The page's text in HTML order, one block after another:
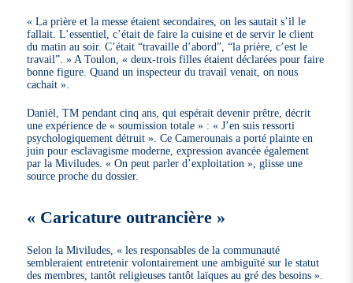
« La prière et la messe étaient secondaires, on les sautait s’il le
fallait. L’essentiel, c’était de faire la cuisine et de servir le client
du matin au soir. C’était “travaille d’abord”, “la prière, c’est le
travail”. » A Toulon, « deux-trois filles étaient déclarées pour faire
bonne figure. Quand un inspecteur du travail venait, on nous
cachait ».
Danièl, TM pendant cinq ans, qui espérait devenir prêtre, décrit
une expérience de « soumission totale » : « J’en suis ressorti
psychologiquement détruit ». Ce Camerounais a porté plainte en
juin pour esclavagisme moderne, expression avancée également
par la Miviludes. « On peut parler d’exploitation », glisse une
source proche du dossier.
« Caricature outrancière »
Selon la Miviludes, « les responsables de la communauté
sembleraient entretenir volontairement une ambiguïté sur le statut
des membres, tantôt religieuses tantôt laïques au gré des besoins ».